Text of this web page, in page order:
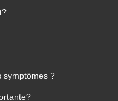
» –
Association des
Santé Chiropratique Inc.
symptômes ?